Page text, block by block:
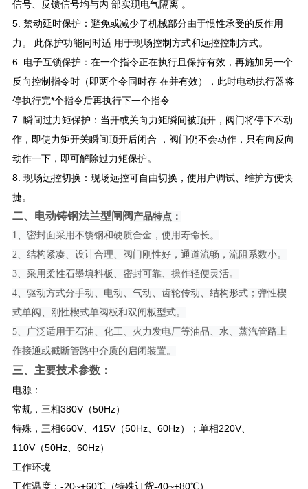
信号、反馈信号均与内 部实现电气隔离 。
5. 禁动延时保护：避免或减少了机械部分由于惯性承受的反作用
力。 此保护功能同时适 用于现场控制方式和远控控制方式。
6. 电子互锁保护：在一个指令正在执行且保持有效，再施加另一个
反向控制指令时（即两个令同时存 在并有效），此时电动执行器将
停执行完*个指令后再执行下一个指令
7. 瞬间过力矩保护：当开或关向力矩瞬间被顶开，阀门将停下不动
作，即使力矩开关瞬间顶开后闭合 ，阀门仍不会动作，只有向反向
动作一下，即可解除过力矩保护。
8. 现场远控切换：现场远控可自由切换，使用户调试、维护方便快
捷。
二、 电动铸钢法兰型闸阀产品特点：
1、密封面采用不锈钢和硬质合金，使用寿命长。
2、结构紧凑、设计合理、阀门刚性好，通道流畅，流阻系数小。
3、采用柔性石墨填料板、密封可靠、操作轻便灵活。
4、驱动方式分手动、电动、气动、齿轮传动、结构形式；弹性楔
式单阀、刚性楔式单阀板和双闸板型式。
5、广泛适用于石油、化工、火力发电厂等油品、水、蒸汽管路上
作接通或截断管路中介质的启闭装置。
三、 主要技术参数：
电源：
常规，三相380V（50Hz）
特殊，三相660V、415V（50Hz、60Hz）；单相220V、
110V（50Hz、60Hz）
工作环境
工作温度：-20~+60℃（特殊订货-40~+80℃）